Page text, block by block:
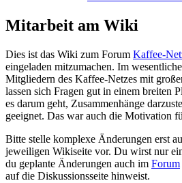
Mitarbeit am Wiki
Dies ist das Wiki zum Forum Kaffee-
eingeladen mitzumachen. Im
Mitgliedern des Kaffee-Netzes mit
lassen sich Fragen gut in einem breiten
es darum geht, Zusammenhänge
geeignet. Das war auch die Motivation
Bitte stelle komplexe Änderungen erst
jeweiligen Wikiseite vor. Du wirst nur
du geplante Änderungen auch im Forum
auf die Diskussionsseite hinweist.